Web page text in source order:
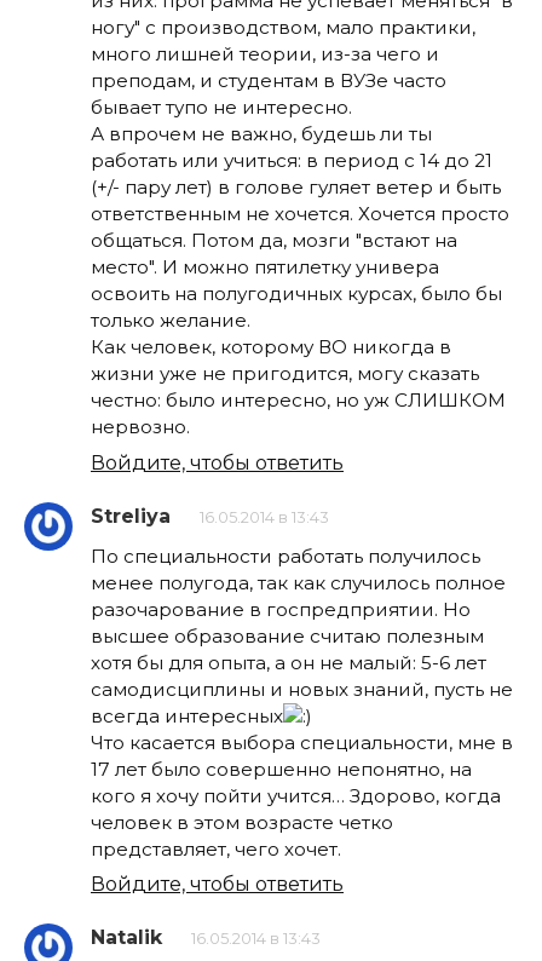
ногу" с производством, мало практики,
много лишней теории, из-за чего и
преподам, и студентам в ВУЗе часто
бывает тупо не интересно.
А впрочем не важно, будешь ли ты
работать или учиться: в период с 14 до 21
(+/- пару лет) в голове гуляет ветер и быть
ответственным не хочется. Хочется просто
общаться. Потом да, мозги "встают на
место". И можно пятилетку универа
освоить на полугодичных курсах, было бы
только желание.
Как человек, которому ВО никогда в
жизни уже не пригодится, могу сказать
честно: было интересно, но уж СЛИШКОМ
нервозно.
Войдите, чтобы ответить
Streliya 16.05.2014 в 13:43
По специальности работать получилось
менее полугода, так как случилось полное
разочарование в госпредприятии. Но
высшее образование считаю полезным
хотя бы для опыта, а он не малый: 5-6 лет
самодисциплины и новых знаний, пусть не
всегда интересных
Что касается выбора специальности, мне в
17 лет было совершенно непонятно, на
кого я хочу пойти учится… Здорово, когда
человек в этом возрасте четко
представляет, чего хочет.
Войдите, чтобы ответить
Natalik 16.05.2014 в 13:43